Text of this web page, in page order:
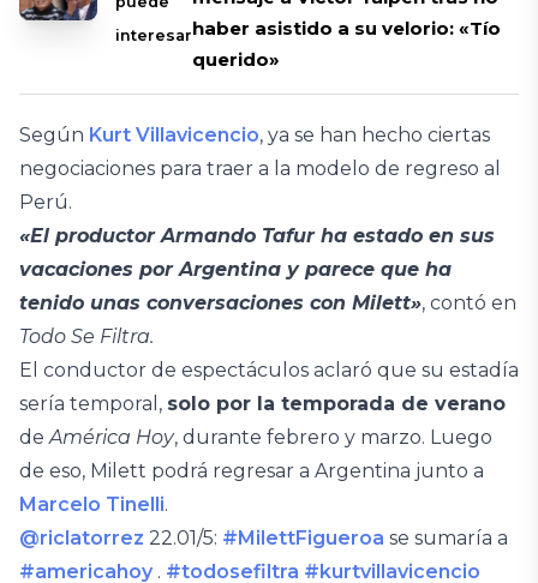
interesarhaber asistido a su velorio: «Tío
querido»
Según Kurt Villavicencio, ya se han hecho ciertas
negociaciones para traer a la modelo de regreso al
Perú.
«El productor Armando Tafur ha estado en sus
vacaciones por Argentina y parece que ha
tenido unas conversaciones con Milett», contó en
Todo Se Filtra.
El conductor de espectáculos aclaró que su estadía
sería temporal, solo por la temporada de verano
deAmérica Hoy, durante febrero y marzo. Luego
de eso, Milett podrá regresar a Argentina junto a
Marcelo Tinelli.
@riclatorrez 22.01/5: #MilettFigueroa se sumaría a
#americahoy . #todosefiltra #kurtvillavicencio